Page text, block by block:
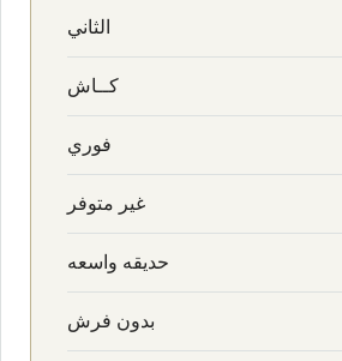
الثاني
كــاش
فوري
غير متوفر
حديقه واسعه
بدون فرش